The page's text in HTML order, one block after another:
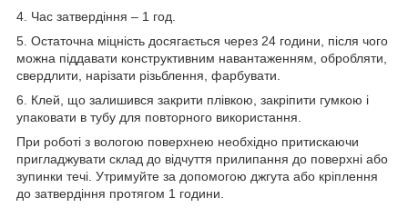
4. Час затвердіння – 1 год.
5. Остаточна міцність досягається через 24 години, після чого
можна піддавати конструктивним навантаженням, обробляти,
свердлити, нарізати різьблення, фарбувати.
6. Клей, що залишився закрити плівкою, закріпити гумкою і
упаковати в тубу для повторного використання.
При роботі з вологою поверхнею необхідно притискаючи
пригладжувати склад до відчуття прилипання до поверхні або
зупинки течі. Утримуйте за допомогою джгута або кріплення
до затвердіння протягом 1 години.